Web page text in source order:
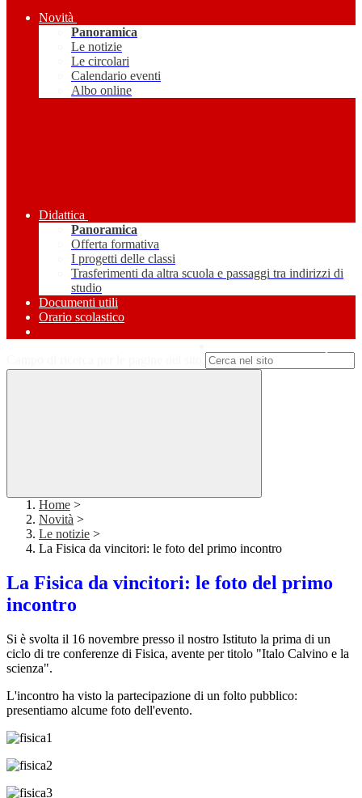
Novità
Panoramica
Le notizie
Le circolari
Calendario eventi
Albo online
Didattica
Panoramica
Offerta formativa
I progetti delle classi
Trasferimenti da altra scuola e passaggi tra indirizzi di
studio
Documenti utili
Orario scolastico
Home >
Novità >
Le notizie >
La Fisica da vincitori: le foto del primo incontro
La Fisica da vincitori: le foto del primo
incontro
Si è svolta il 16 novembre presso il nostro Istituto la prima di un
ciclo di tre conferenze di Fisica, avente per titolo "Italo Calvino e la
scienza".
L'incontro ha visto la partecipazione di un folto pubblico:
presentiamo alcume foto dell'evento.